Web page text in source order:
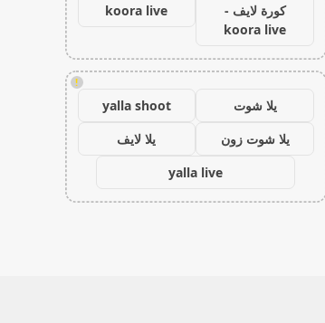
كورة لايف -
koora live
koora live
!
يلا شوت
yalla shoot
يلا شوت زون
يلا لايف
yalla live